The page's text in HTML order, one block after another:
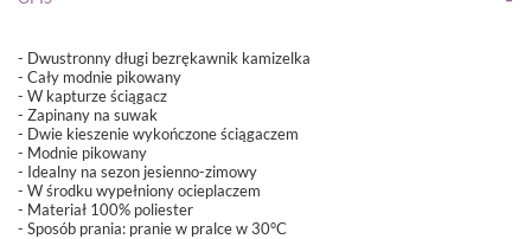
- Dwustronny długi bezrękawnik kamizelka
- Cały modnie pikowany
- W kapturze ściągacz
- Zapinany na suwak
- Dwie kieszenie wykończone ściągaczem
- Modnie pikowany
- Idealny na sezon jesienno-zimowy
- W środku wypełniony ocieplaczem
- Materiał 100% poliester
- Sposób prania: pranie w pralce w 30°C